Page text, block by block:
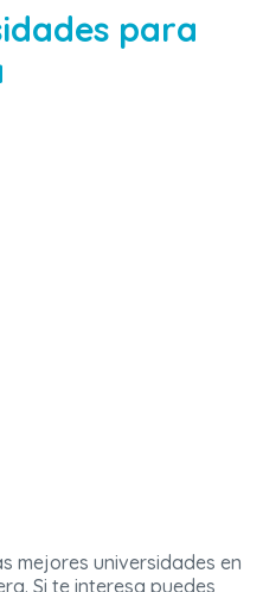
para
mejores universidades en
Si te interesa puedes